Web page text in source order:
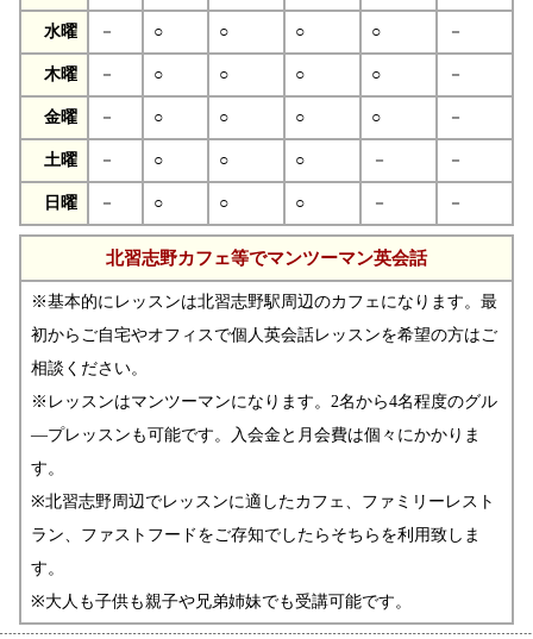
水曜 － ○ ○ ○ ○ －
木曜 － ○ ○ ○ ○ －
金曜 － ○ ○ ○ ○ －
土曜 － ○ ○ ○ － －
日曜 － ○ ○ ○ － －
北習志野カフェ等でマンツーマン英会話
※基本的にレッスンは北習志野駅周辺のカフェになります。最
初からご自宅やオフィスで個人英会話レッスンを希望の方はご
相談ください。
※レッスンはマンツーマンになります。2名から4名程度のグル
―プレッスンも可能です。入会金と月会費は個々にかかりま
す。
※北習志野周辺でレッスンに適したカフェ、ファミリーレスト
ラン、ファストフードをご存知でしたらそちらを利用致しま
す。
※大人も子供も親子や兄弟姉妹でも受講可能です。